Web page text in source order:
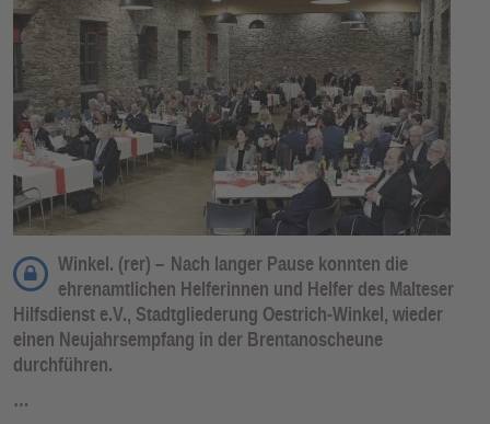
Winkel. (rer) – Nach langer Pause konnten die
ehrenamtlichen Helferinnen und Helfer des Malteser
Hilfsdienst e.V., Stadtgliederung Oestrich-Winkel, wieder
einen Neujahrsempfang in der Brentanoscheune
durchführen.
…